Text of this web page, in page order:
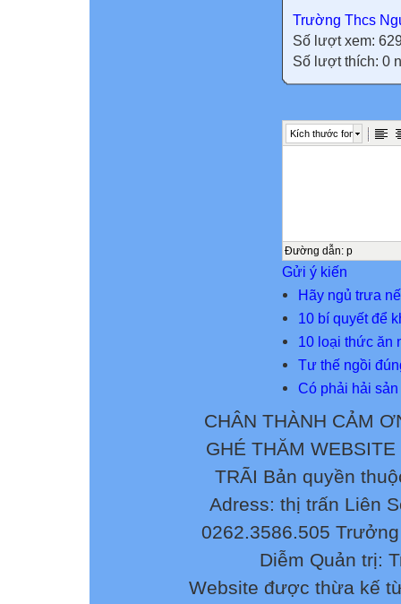
Trường Thcs
Số lượt xem:
Số lượt thích: 0
Kích thước font
Đường dẫn: p
Gửi ý kiến
Hãy ngủ trưa
10 bí quyết để
10 loại thức ăn
Tư thế ngồi
Có phải hải sản
CHÂN THÀNH CẢM
GHÉ THĂM
TRÃI Bản quyền
Adress: thị trấn Liên
0262.3586.505
Diễm Quản trị:
Website được thừa kế